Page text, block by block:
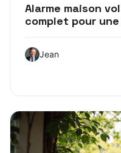
Alarme maison
complet pour
Jean